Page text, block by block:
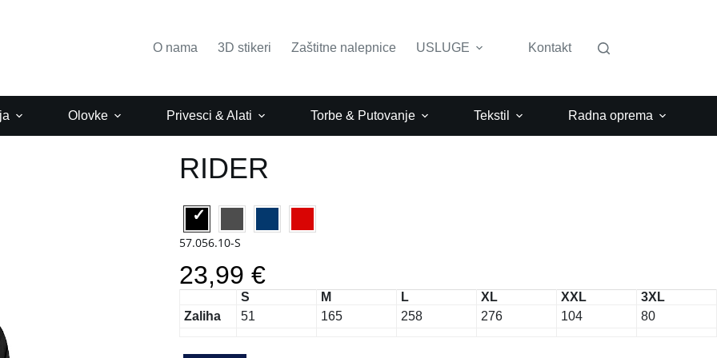
O nama
3D stikeri Zaštitne nalepnice USLUGE Kontakt
Olovke Privesci & Alati Torbe & Putovanje Tekstil Radna oprema
RIDER
57.056.10-S
23,99 €
S M L XL XXL
3XL
Zaliha
51 165 258 276 104 80